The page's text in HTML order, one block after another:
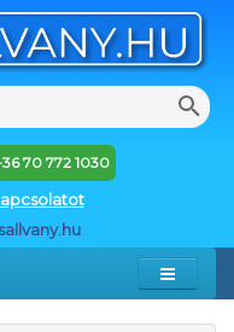
70 772 1030